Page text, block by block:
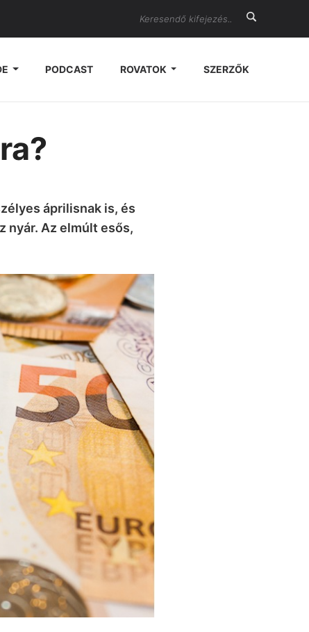
Search
PODCAST ROVATOK SZERZŐK
áprilisnak is, és
nyár. Az elmúlt esős,